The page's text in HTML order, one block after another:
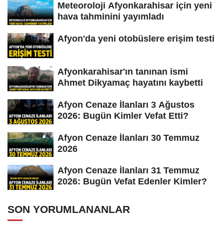
Meteoroloji Afyonkarahisar için yeni
hava tahminini yayımladı
Afyon'da yeni otobüslere erişim testi
Afyonkarahisar'ın tanınan ismi
Ahmet Dikyamaç hayatını kaybetti
Afyon Cenaze İlanları 3 Ağustos
2026: Bugün Kimler Vefat Etti?
Afyon Cenaze İlanları 30 Temmuz
2026
Afyon Cenaze İlanları 31 Temmuz
2026: Bugün Vefat Edenler Kimler?
SON YORUMLANANLAR